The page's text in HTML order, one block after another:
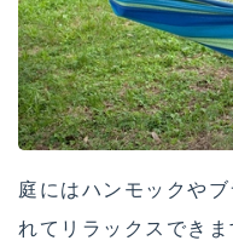
庭にはハンモックや
れてリラックスでき